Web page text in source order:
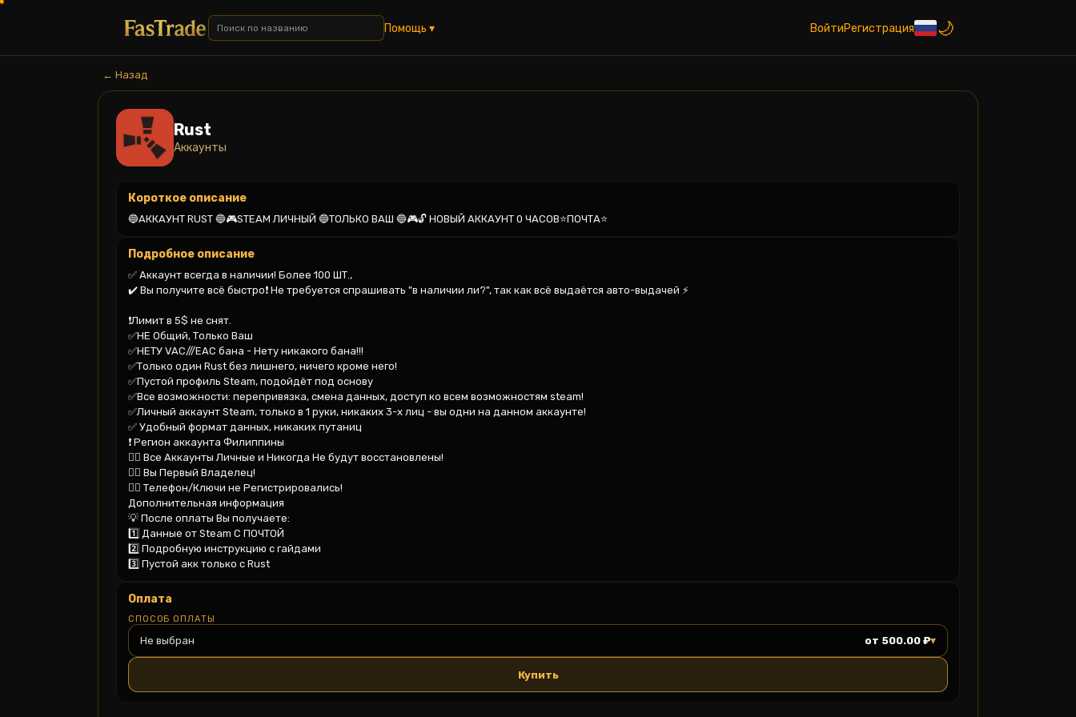
Помощь ▾ ВойтиРегистрация
← Назад
Rust
Аккаунты
Короткое описание
🔵АККАУНТ RUST 🔵🎮STEAM ЛИЧНЫЙ 🔵ТОЛЬКО ВАШ 🔵🎮🔓 НОВЫЙ АККАУНТ 0 ЧАСОВ⭐ПОЧТА⭐
Подробное описание
✅ Аккаунт всегда в наличии! Более 100 ШТ.,
✔️ Вы получите всё быстро❗ Не требуется спрашивать "в наличии ли?", так как всё выдаётся авто-выдачей ⚡
❗️Лимит в 5$ не снят.
✅НЕ Общий, Только Ваш
✅НЕТУ VAC///EAC бана - Нету никакого бана!!!
✅Только один Rust без лишнего, ничего кроме него!
✅Пустой профиль Steam, подойдёт под основу
✅Все возможности: перепривязка, смена данных, доступ ко всем возможностям steam!
✅Личный аккаунт Steam, только в 1 руки, никаких 3-х лиц - вы одни на данном аккаунте!
✅ Удобный формат данных, никаких путаниц
❗️ Регион аккаунта Филиппины
👉🏻 Все Аккаунты Личные и Никогда Не будут восстановлены!
👉🏻 Вы Первый Владелец!
👉🏻 Телефон/Ключи не Регистрировались!
Дополнительная информация
💡 После оплаты Вы получаете:
1️⃣ Данные от Steam C ПОЧТОЙ
2️⃣ Подробную инструкцию с гайдами
3️⃣ Пустой акк только с Rust
Оплата
СПОСОБ ОПЛАТЫ
Не выбран от 500.00 ₽▾
Купить